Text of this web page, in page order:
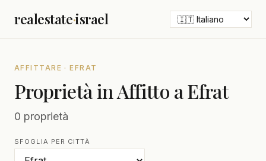
realestate·israel
AFFITTARE · EFRAT
Proprietà in Affitto a Efrat
0 proprietà
SFOGLIA PER CITTÀ